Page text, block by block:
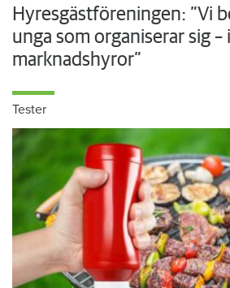
Hyresgästföreningen: ”Vi
unga som organiserar sig –
marknadshyror”
Tester